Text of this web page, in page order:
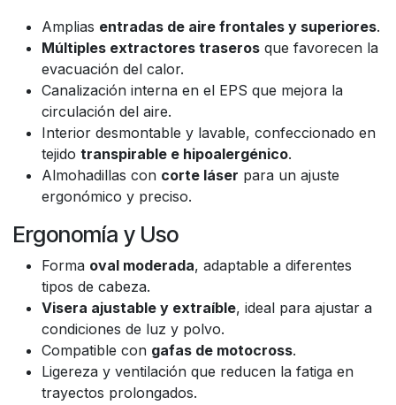
Amplias entradas de aire frontales y superiores.
Múltiples extractores traseros que favorecen la
evacuación del calor.
Canalización interna en el EPS que mejora la
circulación del aire.
Interior desmontable y lavable, confeccionado en
tejido transpirable e hipoalergénico.
Almohadillas con corte láser para un ajuste
ergonómico y preciso.
Ergonomía y Uso
Forma oval moderada, adaptable a diferentes
tipos de cabeza.
Visera ajustable y extraíble, ideal para ajustar a
condiciones de luz y polvo.
Compatible con gafas de motocross.
Ligereza y ventilación que reducen la fatiga en
trayectos prolongados.